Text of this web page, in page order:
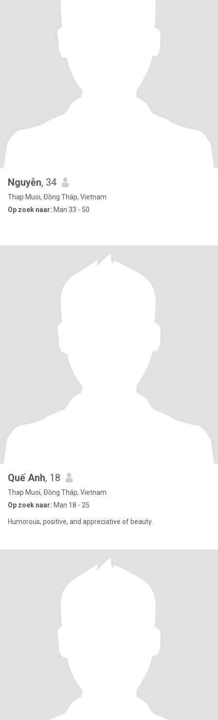
Nguyễn, 34
Thap Muoi, Ðồng Tháp, Vietnam
Op zoek naar: Man 33 - 50
Quế Anh, 18
Thap Muoi, Ðồng Tháp, Vietnam
Op zoek naar: Man 18 - 25
Humorous, positive, and appreciative of beauty.